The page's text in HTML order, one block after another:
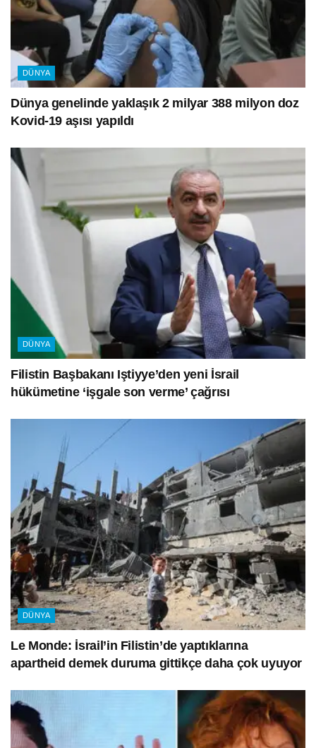
DÜNYA
Dünya genelinde yaklaşık 2 milyar 388 milyon doz
Kovid-19 aşısı yapıldı
DÜNYA
Filistin Başbakanı Iştiyye’den yeni İsrail
hükümetine ‘işgale son verme’ çağrısı
DÜNYA
Le Monde: İsrail’in Filistin’de yaptıklarına
apartheid demek duruma gittikçe daha çok uyuyor